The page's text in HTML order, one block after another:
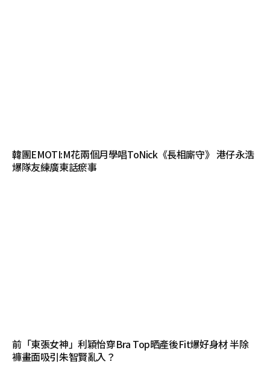
韓團EMOTI:M花兩個月學唱ToNick《長相廝守》 港仔永浩
爆隊友練廣東話瘀事
前「東張女神」利穎怡穿Bra Top晒產後Fit爆好身材 半除
褲畫面吸引朱智賢亂入？